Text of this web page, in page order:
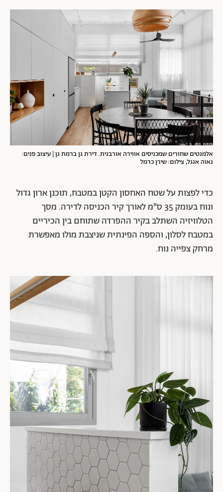
אלמנטים שחורים שמכניסים אווירה אורבנית. דירת גן ברמת גן | עיצוב פנים:
נאוה אנגל, צילום: שירן כרמל
כדי לפצות על שטח האחסון הקטן במטבח, תוכנן ארון גדול
ונוח בעומק 35 ס"מ לאורך קיר הכניסה לדירה. מסך
הטלוויזיה השתלב בקיר ההפרדה שתוחם בין הכיריים
במטבח לסלון, והספה הפינתית שניצבת מולו מאפשרת
מרחק צפייה נוח.